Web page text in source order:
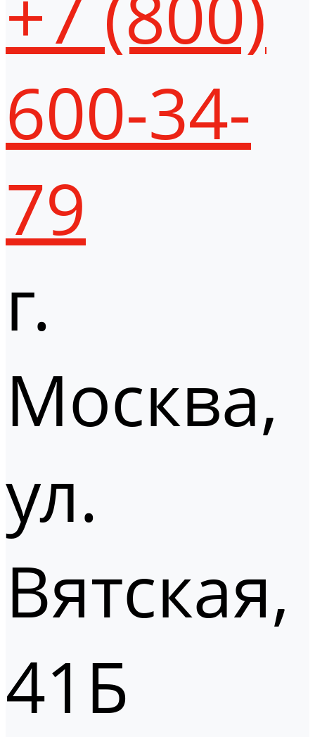
600-34-
79
г.
Москва,
ул.
Вятская,
41Б